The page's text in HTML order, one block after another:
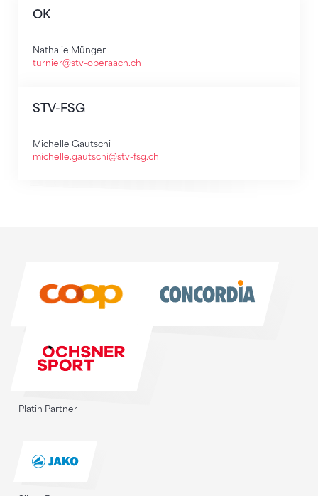
OK
Nathalie Münger
turnier@stv-oberaach.ch
STV-FSG
Michelle Gautschi
michelle.gautschi@stv-fsg.ch
Platin Partner